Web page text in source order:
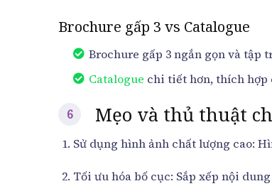
Brochure gấp 3 vs Catalogue
Brochure gấp 3 ngắn gọn và tập
Catalogue chi tiết hơn, thích hợp
Mẹo và thủ thuật
Sử dụng hình ảnh chất lượng cao:
Tối ưu hóa bố cục: Sắp xếp nội